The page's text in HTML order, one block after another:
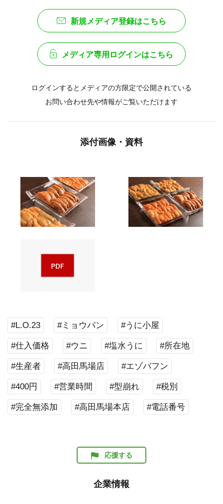
新規メディア登録はこちら
メディア専用ログインはこちら
ログインするとメディアの方限定で公開されている
お問い合わせ先や情報がご覧いただけます
添付画像・資料
#L.O.23 #ミョウバン #うに小屋
#仕入価格 #ウニ #塩水うに #所在地
#生産者 #高田馬場店 #エゾバフン
#400円 #営業時間 #型崩れ #税別
#完全無添加 #高田馬場本店 #電話番号
応援する
企業情報